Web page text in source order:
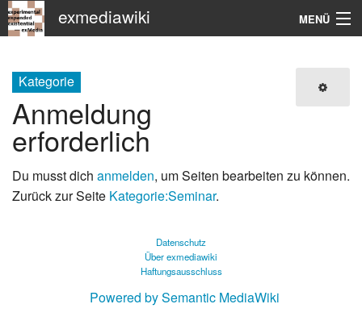
exmediawiki MENÜ
KHM
Kategorie
Anmeldung
erforderlich
Du musst dich anmelden, um Seiten bearbeiten zu können.
Zurück zur Seite Kategorie:Seminar.
Datenschutz
Über exmediawiki
Haftungsausschluss
Powered by Semantic MediaWiki